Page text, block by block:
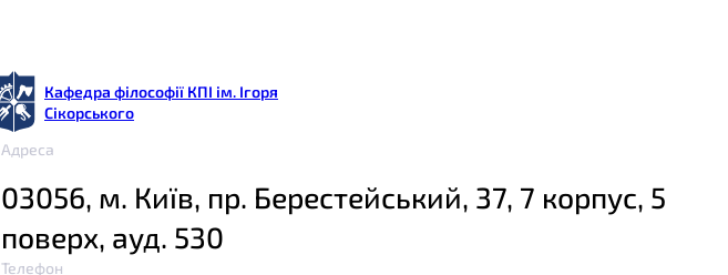
Кафедра філософії КПІ ім. Ігоря
Сікорського
Адреса
03056, м. Київ, пр. Берестейський, 37, 7 корпус, 5
поверх, ауд. 530
Телефон